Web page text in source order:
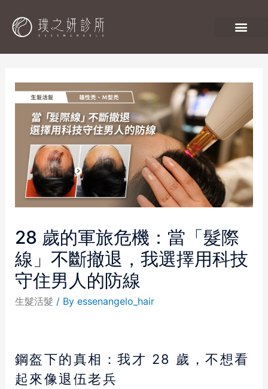
28 歲的軍旅危機：當「髮際
線」不斷撤退，我選擇用科技
守住男人的防線
生髮活髮 / By essenangelo_hair
鋼盔下的真相：我才 28 歲，不想看
起來像退伍老兵